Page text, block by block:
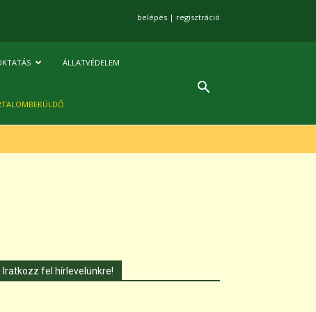
belépés | regisztráció
ÁLLATVÉDELEM
Iratkozz fel hírlevelünkre!